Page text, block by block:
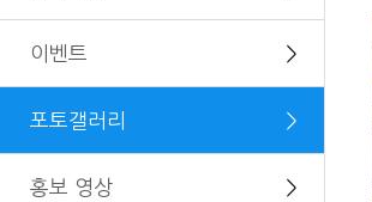
이벤트 ＞
포토갤러리 ＞
홍보 영상 ＞